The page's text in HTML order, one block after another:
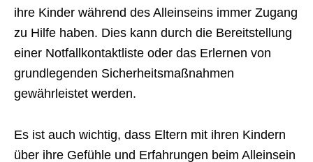
ihre Kinder während des Alleinseins immer Zugang
zu Hilfe haben. Dies kann durch die Bereitstellung
einer Notfallkontaktliste oder das Erlernen von
grundlegenden Sicherheitsmaßnahmen
gewährleistet werden.
Es ist auch wichtig, dass Eltern mit ihren Kindern
über ihre Gefühle und Erfahrungen beim Alleinsein